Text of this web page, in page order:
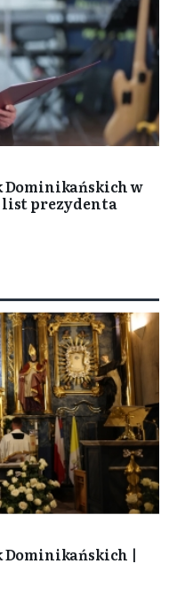
Dominikańskich w
prezydenta
Dominikańskich |